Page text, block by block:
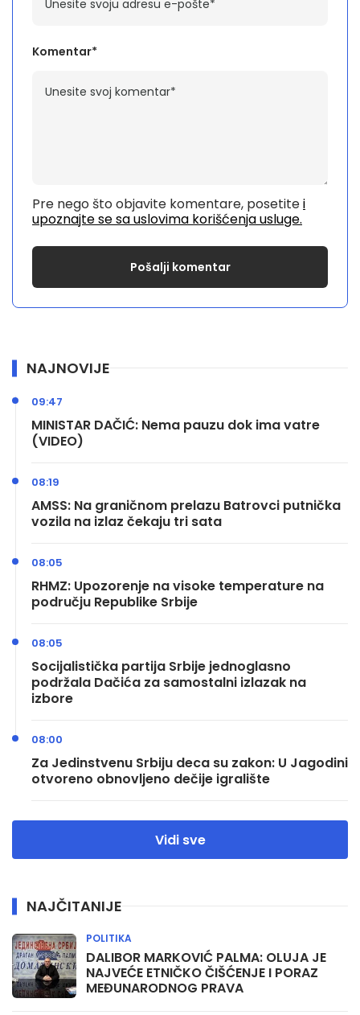
Komentar*
Pre nego što objavite komentare, posetitei
upoznajte se sa uslovima korišćenja usluge.
NAJNOVIJE
MINISTAR DAČIĆ: Nema pauzu dok ima vatre
(VIDEO)
09:47
AMSS: Na graničnom prelazu Batrovci putnička
vozila na izlaz čekaju tri sata
08:19
RHMZ: Upozorenje na visoke temperature na
području Republike Srbije
08:05
Socijalistička partija Srbije jednoglasno
podržala Dačića za samostalni izlazak na
izbore
08:05
Za Jedinstvenu Srbiju deca su zakon: U Jagodini
otvoreno obnovljeno dečije igralište
08:00
Vidi sve
NAJČITANIJE
DALIBOR MARKOVIĆ PALMA: OLUJA JE
NAJVEĆE ETNIČKO ČIŠĆENJE I PORAZ
MEĐUNARODNOG PRAVA
POLITIKA